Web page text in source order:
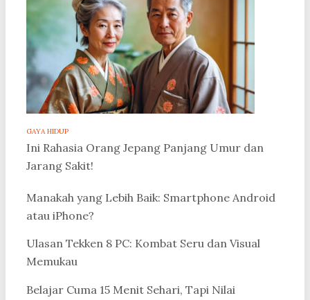
GAYA HIDUP
Ini Rahasia Orang Jepang Panjang Umur dan
Jarang Sakit!
Manakah yang Lebih Baik: Smartphone Android
atau iPhone?
Ulasan Tekken 8 PC: Kombat Seru dan Visual
Memukau
Belajar Cuma 15 Menit Sehari, Tapi Nilai